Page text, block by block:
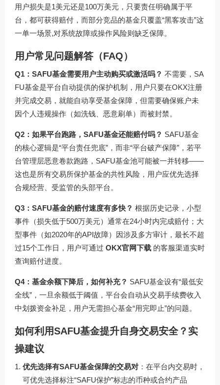
用户损失是1美元还是100万美元，只要责任明确属于平
台，都可获得赔付，而部分竞品的基金只覆盖“黑客攻击”这
一单一场景,对系统故障或操作风险则缺乏保障。
用户常见问题解答（FAQ）
Q1：SAFU基金需要用户主动购买或激活吗？ 不需要，SA
FU基金是平台自动提供的保护机制，用户只要在OKX注册
并完成交易，就能自动享受基金保障，但需要确保账户未
因个人违规操作（如洗钱、恶意刷单）而被封禁。
Q2：如果平台跑路，SAFU基金还能赔付吗？ SAFU基金
的核心逻辑是“平台责任兜底”，而非“平台破产保障”，若平
台管理层恶意卷款跑路，SAFU基金池可能被一并转移——
这也是所有交易所保护基金的共性风险，用户应优先选择
合规经营、受监管的头部平台。
Q3：SAFU基金的赔付速度有多快？ 根据历史记录，小型
事件（损失低于500万美元）通常在24小时内完成赔付；大
型事件（如2020年的API故障）因涉及多方审计，最长不超
过15个工作日，用户可通过 OKX官网下载 的客服渠道实时
查询赔付进度。
Q4：基金余额下降后，如何补充？ SAFU基金设有“最低安
全线”，一旦余额低于阈值，平台会自动从交易手续费收入
中划拨资金补足，用户无需担心基金“用完即止”的问题。
如何利用SAFU基金提升自身交易安全？实
操建议
优先选择有SAFU基金保障的交易对 ：在平台内交易时，
可优先选择标注“SAFU保护”标志的币种或合约产品